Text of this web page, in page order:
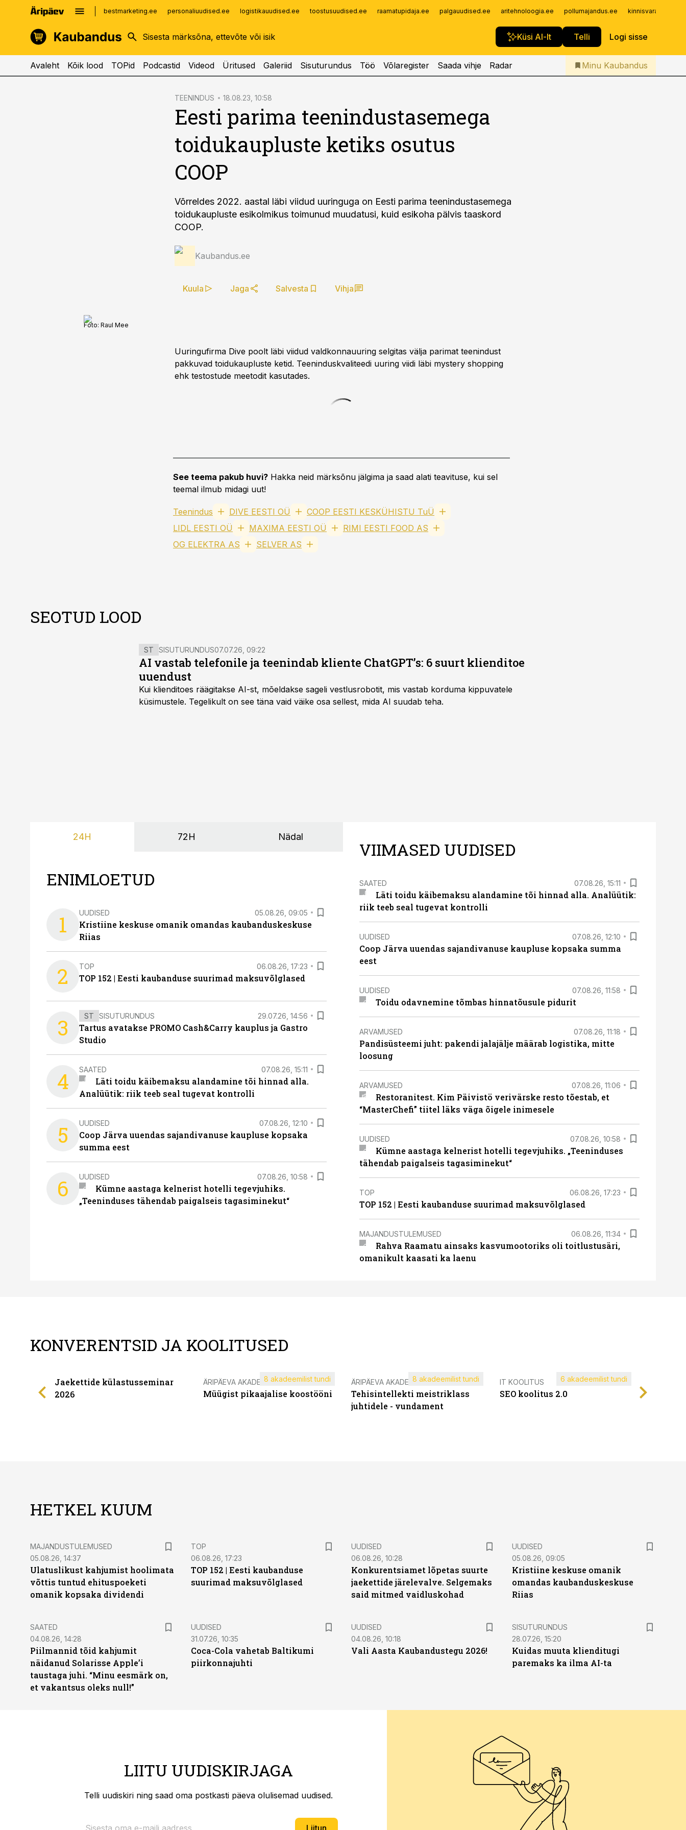
bestmarketing.ee personaliuudised.ee logistikauudised.ee toostusuudised.ee raamatupidaja.ee palgauudised.ee aritehnoloogia.ee pollumajandus.ee
Küsi AI-lt Telli Logi sisse
kinnisvarauudised.ee
logistikauudised.ee
imelineajalugu.ee
Infopank
Iseteenindus
Telli Kaubandus
Avaleht Kõik lood TOPid Podcastid Videod Üritused Galeriid Sisuturundus Töö Võlaregister Saada vihje Radar Minu Kaubandus
TEENINDUS 18.08.23, 10:58
Eesti parima teenindustasemega
toidukaupluste ketiks osutus
COOP
Võrreldes 2022. aastal läbi viidud uuringuga on Eesti parima teenindustasemega
toidukaupluste esikolmikus toimunud muudatusi, kuid esikoha pälvis taaskord
COOP.
Kaubandus.ee
Kuula Jaga Salvesta Vihja
Foto: Raul Mee
Uuringufirma Dive poolt läbi viidud valdkonnauuring selgitas välja parimat teenindust
pakkuvad toidukaupluste ketid. Teeninduskvaliteedi uuring viidi läbi mystery shopping
ehk testostude meetodit kasutades.
See teema pakub huvi? Hakka neid märksõnu jälgima ja saad alati teavituse, kui sel
teemal ilmub midagi uut!
Teenindus DIVE EESTI OÜ
COOP EESTI KESKÜHISTU TuÜ
LIDL EESTI OÜ
MAXIMA EESTI OÜ
RIMI EESTI FOOD AS
OG ELEKTRA AS
SELVER AS
SEOTUD LOOD
ST SISUTURUNDUS07.07.26, 09:22
AI vastab telefonile ja teenindab kliente ChatGPT’s: 6 suurt klienditoe
uuendust
Kui klienditoes räägitakse AI-st, mõeldakse sageli vestlusrobotit, mis vastab korduma kippuvatele
küsimustele. Tegelikult on see täna vaid väike osa sellest, mida AI suudab teha.
24H 72H Nädal
ENIMLOETUD
1 UUDISED 05.08.26, 09:05
Kristiine keskuse omanik omandas kaubanduskeskuse
Riias
2 TOP 06.08.26, 17:23
TOP 152 | Eesti kaubanduse suurimad maksuvõlglased
3 ST SISUTURUNDUS 29.07.26, 14:56
Tartus avatakse PROMO Cash&Carry kauplus ja Gastro
Studio
4 SAATED 07.08.26, 15:11
Läti toidu käibemaksu alandamine tõi hinnad alla.
Analüütik: riik teeb seal tugevat kontrolli
5 UUDISED 07.08.26, 12:10
Coop Järva uuendas sajandivanuse kaupluse kopsaka
summa eest
6 UUDISED 07.08.26, 10:58
Kümne aastaga kelnerist hotelli tegevjuhiks.
„Teeninduses tähendab paigalseis tagasiminekut“
VIIMASED UUDISED
SAATED 07.08.26, 15:11
Läti toidu käibemaksu alandamine tõi hinnad alla. Analüütik:
riik teeb seal tugevat kontrolli
UUDISED 07.08.26, 12:10
Coop Järva uuendas sajandivanuse kaupluse kopsaka summa
eest
UUDISED 07.08.26, 11:58
Toidu odavnemine tõmbas hinnatõusule pidurit
ARVAMUSED 07.08.26, 11:18
Pandisüsteemi juht: pakendi jalajälje määrab logistika, mitte
loosung
ARVAMUSED 07.08.26, 11:06
Restoranitest. Kim Päivistö verivärske resto tõestab, et
“MasterChefi” tiitel läks väga õigele inimesele
UUDISED 07.08.26, 10:58
Kümne aastaga kelnerist hotelli tegevjuhiks. „Teeninduses
tähendab paigalseis tagasiminekut“
TOP 06.08.26, 17:23
TOP 152 | Eesti kaubanduse suurimad maksuvõlglased
MAJANDUSTULEMUSED 06.08.26, 11:34
Rahva Raamatu ainsaks kasvumootoriks oli toitlustusäri,
omanikult kaasati ka laenu
KONVERENTSID JA KOOLITUSED
Jaekettide külastusseminar
2026
ÄRIPÄEVA AKADEEMIA
Müügist pikaajalise koostööni
8 akadeemilist tundi ÄRIPÄEVA AKADEEMIA
Tehisintellekti meistriklass
juhtidele - vundament
8 akadeemilist tundi IT KOOLITUS
SEO koolitus 2.0
6 akadeemilist tundi
HETKEL KUUM
MAJANDUSTULEMUSED
05.08.26, 14:37
Ulatuslikust kahjumist hoolimata
võttis tuntud ehituspoeketi
omanik kopsaka dividendi
TOP
06.08.26, 17:23
TOP 152 | Eesti kaubanduse
suurimad maksuvõlglased
UUDISED
06.08.26, 10:28
Konkurentsiamet lõpetas suurte
jaekettide järelevalve. Selgemaks
said mitmed vaidluskohad
UUDISED
05.08.26, 09:05
Kristiine keskuse omanik
omandas kaubanduskeskuse
Riias
SAATED
04.08.26, 14:28
Piilmannid tõid kahjumit
näidanud Solarisse Apple’i
taustaga juhi. “Minu eesmärk on,
et vakantsus oleks null!”
UUDISED
31.07.26, 10:35
Coca-Cola vahetab Baltikumi
piirkonnajuhti
UUDISED
04.08.26, 10:18
Vali Aasta Kaubandustegu 2026!
ST
SISUTURUNDUS
28.07.26, 15:20
Kuidas muuta klienditugi
paremaks ka ilma AI-ta
LIITU UUDISKIRJAGA
Telli uudiskiri ning saad oma postkasti päeva olulisemad uudised.
Liitun